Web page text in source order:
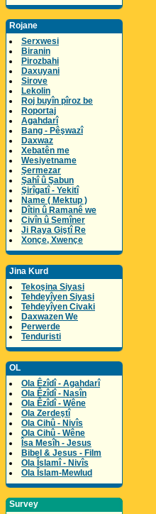
Rojane
Serxwesi
Biranin
Pirozbahi
Daxuyani
Sirove
Lekolin
Roj buyîn pîroz be
Roportaj
Agahdarî
Bang - Pêşwazî
Daxwaz
Xebatên me
Wesiyetname
Şermezar
Şahî û Şabun
Şirîgatî - Yekitî
Name ( Mektup )
Dîtin û Ramanê we
Civîn û Semîner
Ji Raya Giştî Re
Xonçe, Xwençe
Jina Kurd
Tekoşina Siyasi
Tehdeyîyen Siyasi
Tehdeyîyen Civaki
Daxwazen We
Perwerde
Tenduristi
OL
Ola Êzîdî - Agahdarî
Ola Êzîdî - Nasîn
Ola Êzîdî - Wêne
Ola Zerdeştî
Ola Cihû - Nivîs
Ola Cihû - Wêne
Îsa Mesîh - Jesus
Bibel & Jesus - Film
Ola Îslamî - Nivîs
Ola Îslam-Mewlud
Survey